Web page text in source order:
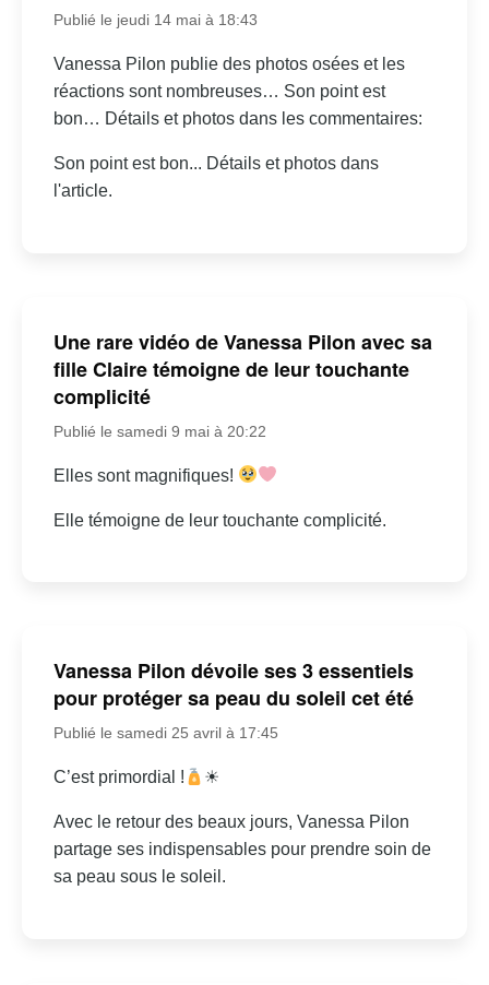
Publié le jeudi 14 mai à 18:43
Vanessa Pilon publie des photos osées et les
réactions sont nombreuses… Son point est
bon… Détails et photos dans les commentaires:
Son point est bon... Détails et photos dans
l'article.
Une rare vidéo de Vanessa Pilon avec sa
fille Claire témoigne de leur touchante
complicité
Publié le samedi 9 mai à 20:22
Elles sont magnifiques!
Elle témoigne de leur touchante complicité.
Vanessa Pilon dévoile ses 3 essentiels
pour protéger sa peau du soleil cet été
Publié le samedi 25 avril à 17:45
C’est primordial ! ☀
Avec le retour des beaux jours, Vanessa Pilon
partage ses indispensables pour prendre soin de
sa peau sous le soleil.